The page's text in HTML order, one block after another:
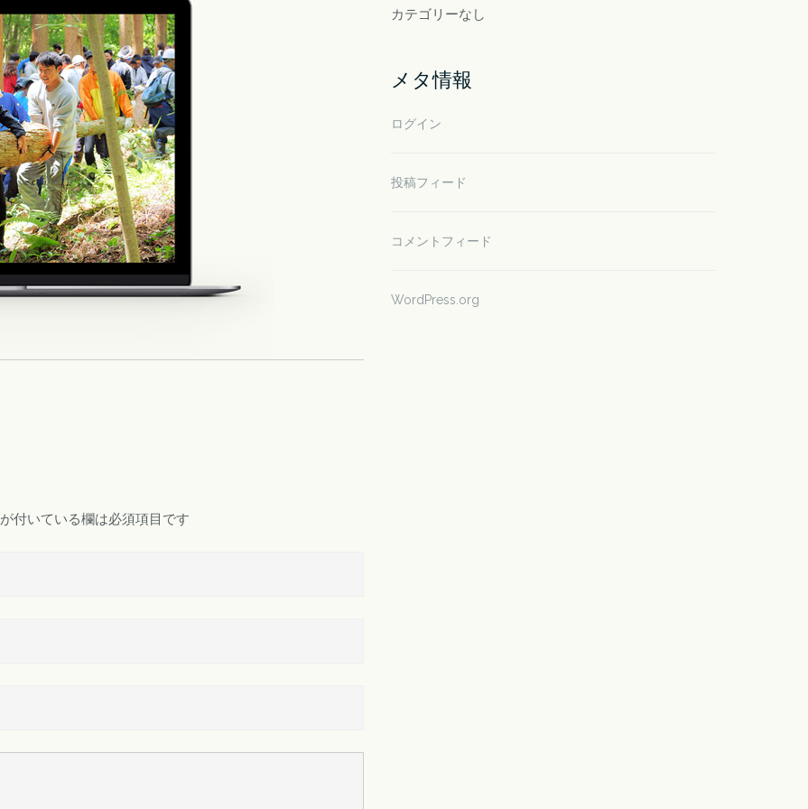
が付いている欄は必須項目です
カテゴリーなし
メタ情報
ログイン
投稿フィード
コメントフィード
WordPress.org